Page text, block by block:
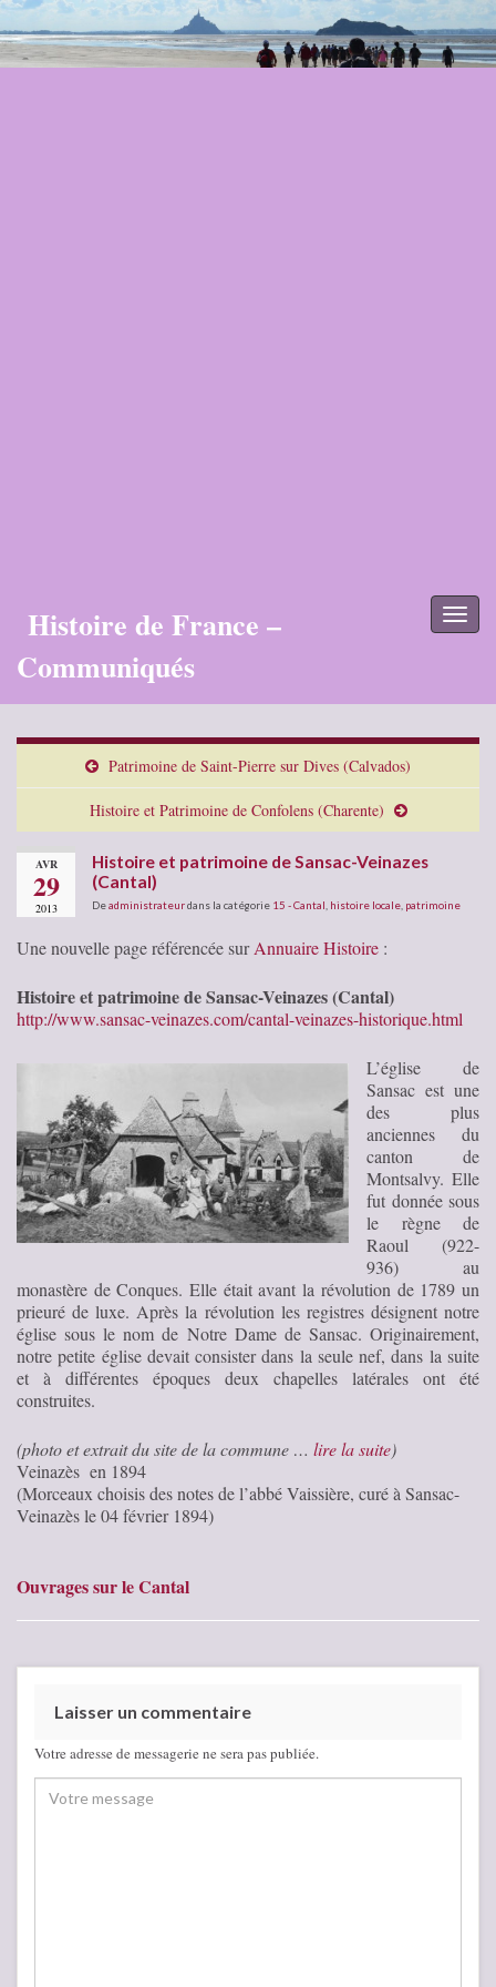
Histoire de France –
Communiqués
Patrimoine de Saint-Pierre sur Dives (Calvados)
Histoire et Patrimoine de Confolens (Charente)
AVR
29
2013
Histoire et patrimoine de Sansac-Veinazes
(Cantal)
Deadministrateurdans la catégorie 15 - Cantal histoire locale patrimoine
Une nouvelle page référencée surAnnuaire Histoire :
Histoire et patrimoine de Sansac-Veinazes (Cantal)
http://www.sansac-veinazes.com/cantal-veinazes-historique.html
L’église de
Sansac est une
des plus
anciennes du
canton de
Montsalvy. Elle
fut donnée sous
le règne de
Raoul (922-
936) au
monastère de Conques. Elle était avant la révolution de 1789 un
prieuré de luxe. Après la révolution les registres désignent notre
église sous le nom de Notre Dame de Sansac. Originairement,
notre petite église devait consister dans la seule nef, dans la suite
et à différentes époques deux chapelles latérales ont été
construites.
(photo et extrait du site de la commune … lire la suite)
Veinazès en 1894
(Morceaux choisis des notes de l’abbé Vaissière, curé à Sansac-
Veinazès le 04 février 1894)
Ouvrages sur le Cantal
Laisser un commentaire
Votre adresse de messagerie ne sera pas publiée.